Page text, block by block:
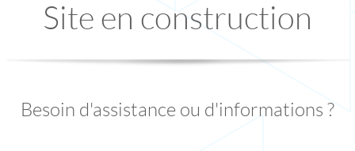
Site en construction
Besoin d'assistance ou d'informations ?